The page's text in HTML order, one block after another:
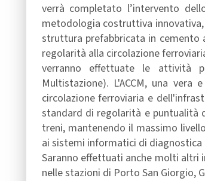
verrà completato l’intervento
metodologia costruttiva
struttura prefabbricata in cemento
regolarità alla circolazione
verranno effettuate le attività
Multistazione). L'ACCM, una
circolazione ferroviaria e
standard di regolarità e puntualità
treni, mantenendo il massimo
ai sistemi informatici di
Saranno effettuati anche molti altri
nelle stazioni di Porto San Giorgio,